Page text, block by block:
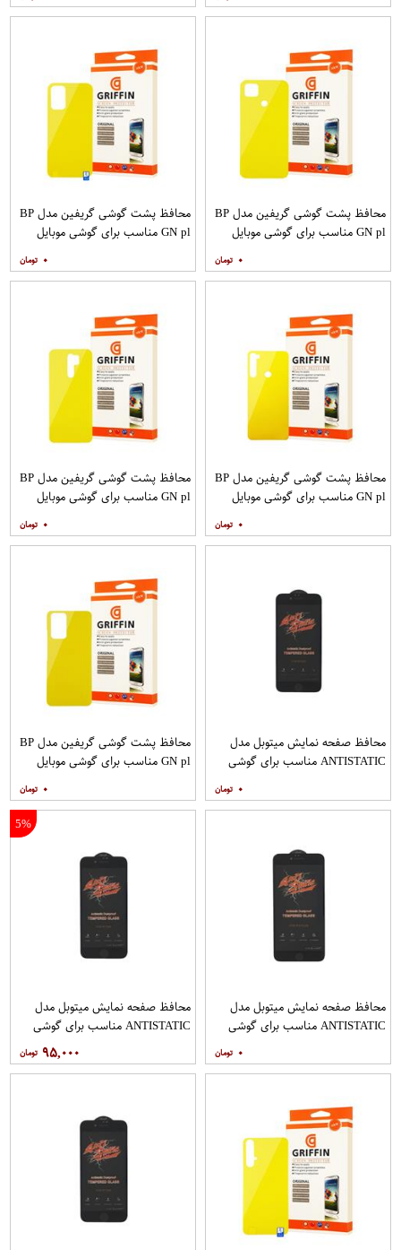
محافظ پشت گوشی گریفین مدل BP
GN pl مناسب برای گوشی موبایل
۰
محافظ پشت گوشی گریفین مدل BP
GN pl مناسب برای گوشی موبایل
۰
محافظ پشت گوشی گریفین مدل BP
GN pl مناسب برای گوشی موبایل
۰
محافظ پشت گوشی گریفین مدل BP
GN pl مناسب برای گوشی موبایل
۰
محافظ صفحه نمایش میتوبل مدل
ANTISTATIC مناسب برای گوشی
۰
محافظ پشت گوشی گریفین مدل BP
GN pl مناسب برای گوشی موبایل
۰
محافظ صفحه نمایش میتوبل مدل
ANTISTATIC مناسب برای گوشی
۰
5%
محافظ صفحه نمایش میتوبل مدل
ANTISTATIC مناسب برای گوشی
۹۵,۰۰۰